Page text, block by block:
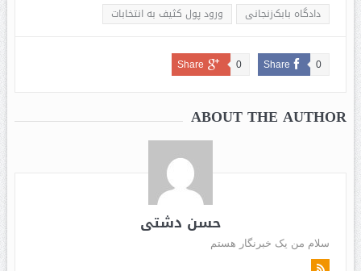
دادگاه بابک‌زنجانی
ورود پول‌ کثیف به انتخابات
Share 0
Share 0
ABOUT THE AUTHOR
حسن دشتی
سلام من یک خبرنگار هستم